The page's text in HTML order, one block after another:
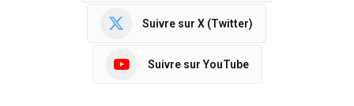
Suivre sur X (Twitter)
Suivre sur YouTube